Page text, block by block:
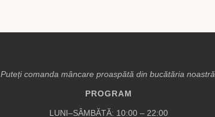
Puteți comanda mâncare proaspătă din bucătăria noastră.
PROGRAM
LUNI–SÂMBĂTĂ: 10:00 – 22:00